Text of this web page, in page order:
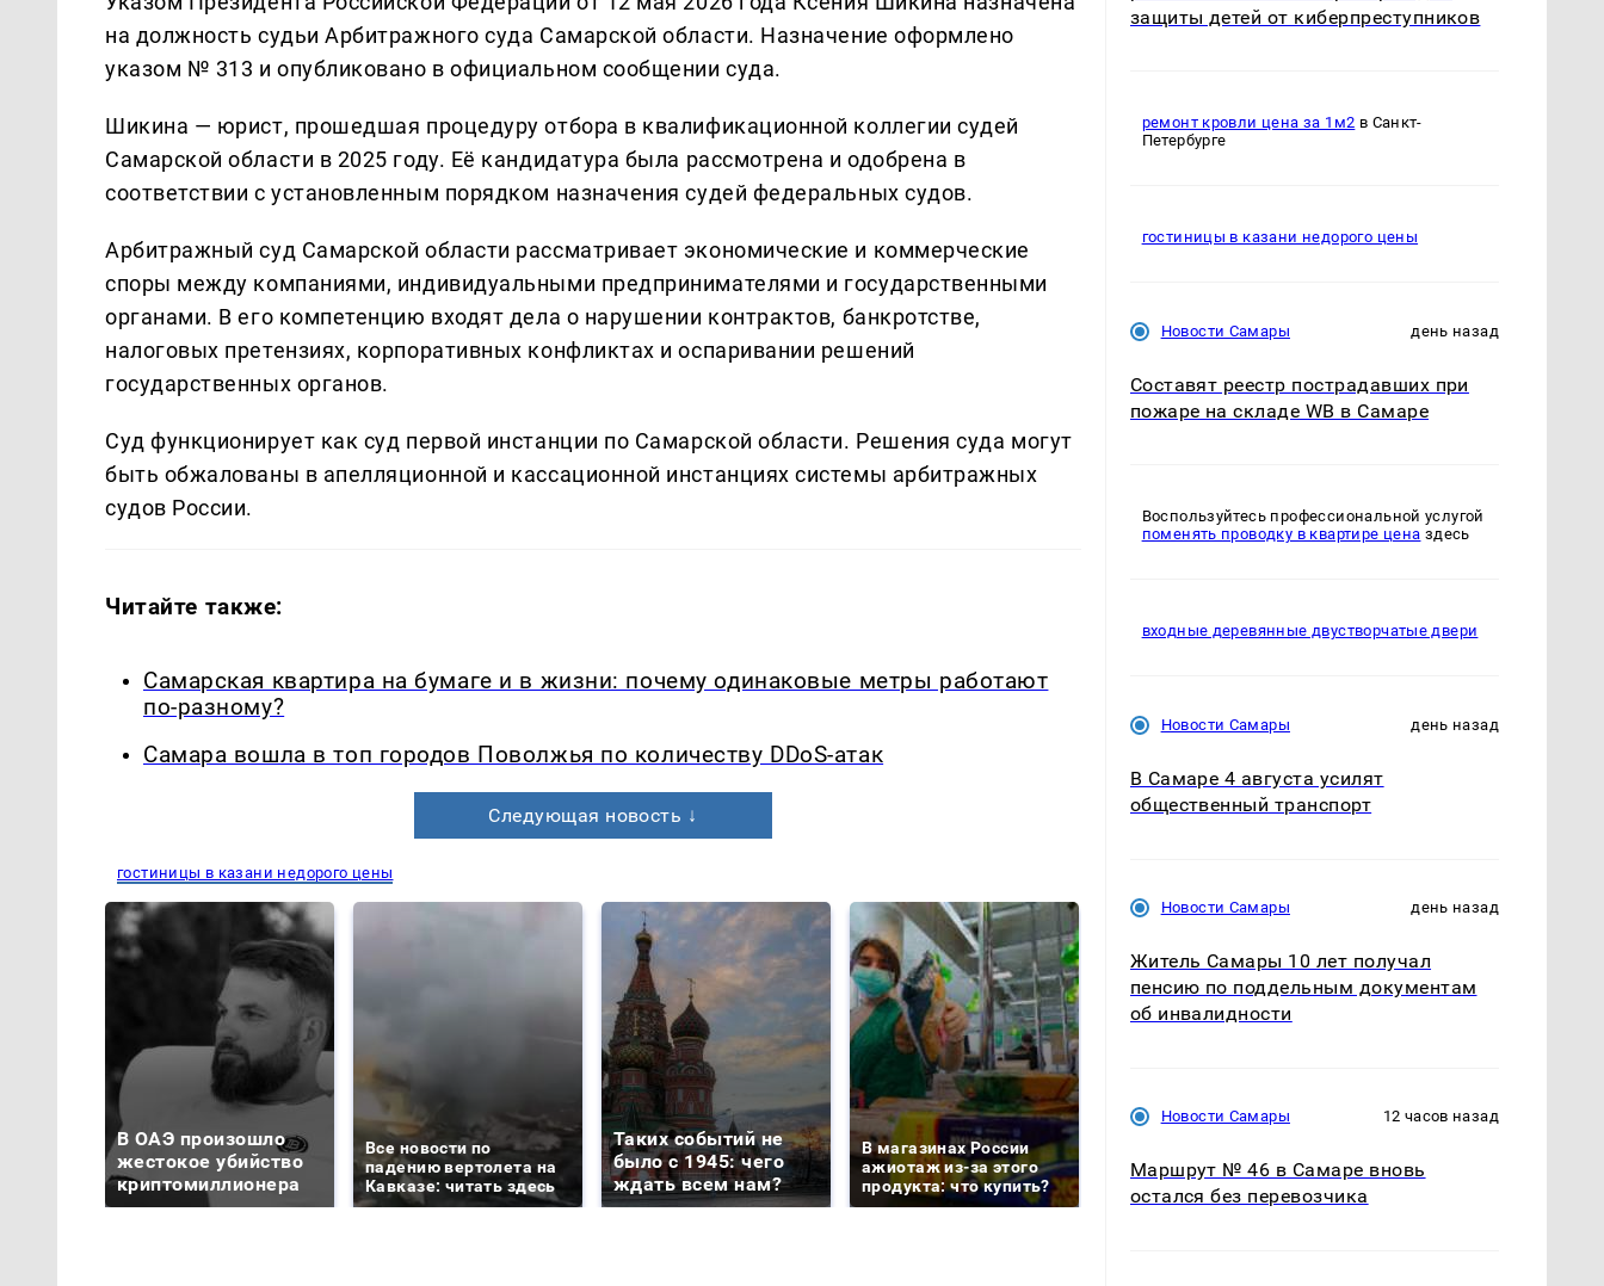
на должность судьи Арбитражного суда Самарской области. Назначение оформлено
указом № 313 и опубликовано в официальном сообщении суда.
Шикина — юрист, прошедшая процедуру отбора в квалификационной коллегии судей
Самарской области в 2025 году. Её кандидатура была рассмотрена и одобрена в
соответствии с установленным порядком назначения судей федеральных судов.
Арбитражный суд Самарской области рассматривает экономические и коммерческие
споры между компаниями, индивидуальными предпринимателями и государственными
органами. В его компетенцию входят дела о нарушении контрактов, банкротстве,
налоговых претензиях, корпоративных конфликтах и оспаривании решений
государственных органов.
Суд функционирует как суд первой инстанции по Самарской области. Решения суда могут
быть обжалованы в апелляционной и кассационной инстанциях системы арбитражных
судов России.
Читайте также:
Самарская квартира на бумаге и в жизни: почему одинаковые метры работают
по-разному?
Самара вошла в топ городов Поволжья по количеству DDoS-атак
Следующая новость ↓
гостиницы в казани недорого цены
В ОАЭ произошло
жестокое убийство
криптомиллионера
Все новости по
падению вертолета на
Кавказе: читать здесь
Таких событий не
было с 1945: чего
ждать всем нам?
В магазинах России
ажиотаж из-за этого
продукта: что купить?
СМИ: В Химках на
машину напали и
подожгли.
президентов США и
России: Европа?
защиты детей от киберпреступников
ремонт кровли цена за 1м2 в Санкт-
Петербурге
гостиницы в казани недорого цены
Новости Самары день назад
Составят реестр пострадавших при
пожаре на складе WB в Самаре
Воспользуйтесь профессиональной услугой
поменять проводку в квартире цена здесь
входные деревянные двустворчатые двери
Новости Самары день назад
В Самаре 4 августа усилят
общественный транспорт
Новости Самары день назад
Житель Самары 10 лет получал
пенсию по поддельным документам
об инвалидности
Новости Самары 12 часов назад
Маршрут № 46 в Самаре вновь
остался без перевозчика